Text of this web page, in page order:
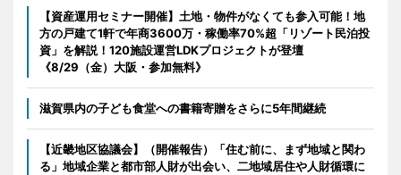
【資産運用セミナー開催】土地・物件がなくても参入可能！地
方の戸建て1軒で年商3600万・稼働率70%超「リゾート民泊投
資」を解説！120施設運営LDKプロジェクトが登壇
《8/29（金）大阪・参加無料》
滋賀県内の子ども食堂への書籍寄贈をさらに5年間継続
【近畿地区協議会】（開催報告）「住む前に、まず地域と関わ
る」地域企業と都市部人財が出会い、二地域居住や人財循環に